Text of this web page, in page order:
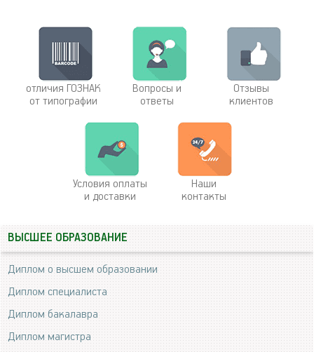
отличия ГОЗНАК
от типографии
Вопросы и
ответы
Отзывы
клиентов
Условия оплаты
и доставки
Наши
контакты
ВЫСШЕЕ ОБРАЗОВАНИЕ
Диплом о высшем образовании
Диплом специалиста
Диплом бакалавра
Диплом магистра